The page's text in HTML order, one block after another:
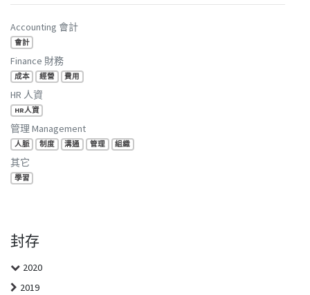
Accounting 會計
會計
Finance 財務
成本 經營 費用
HR 人資
HR人資
管理 Management
人脈 制度 溝通 管理 組織
其它
學習
封存
2020
2019